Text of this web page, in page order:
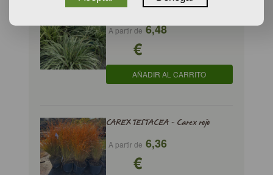
CAREX sp. - CAREX mix
A partir de6,48
€
AÑADIR AL CARRITO
CAREX TESTACEA - Carex rojo
A partir de 6,36
€